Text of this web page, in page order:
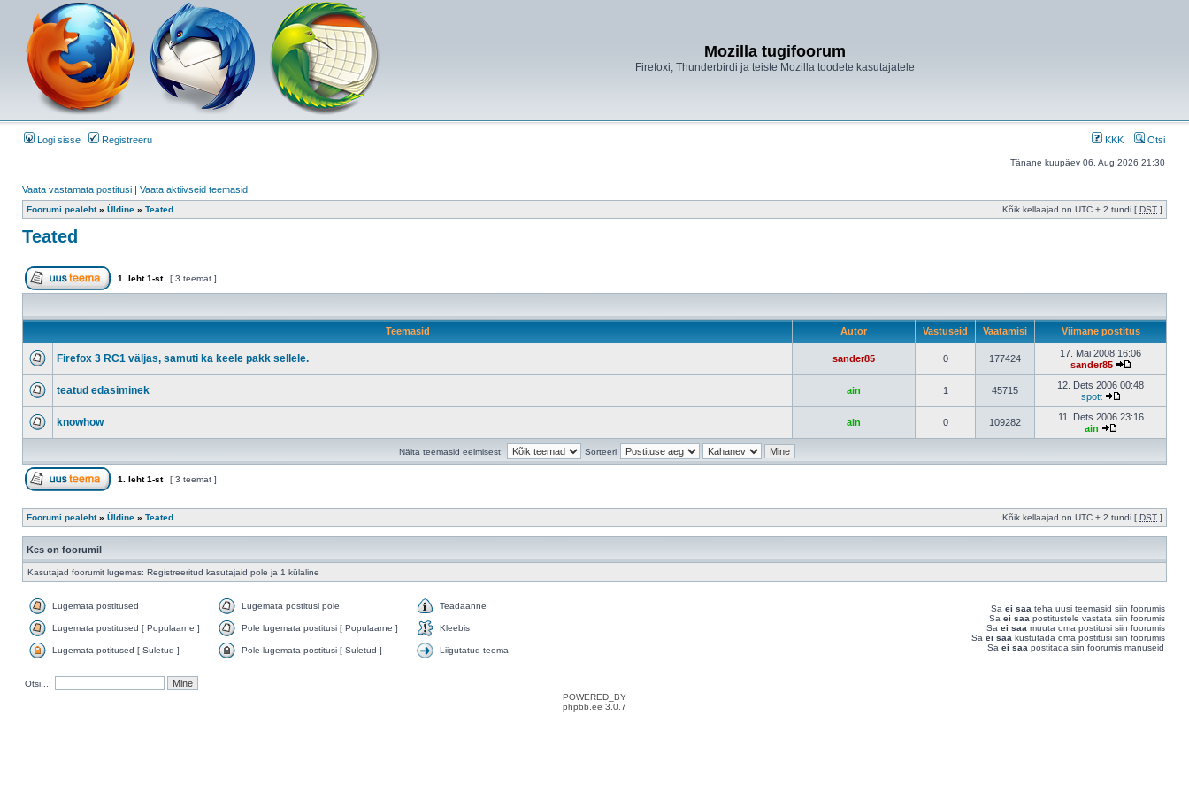
Mozilla tugifoorum
Firefoxi, Thunderbirdi ja teiste Mozilla toodete kasutajatele
Logi sisse Registreeru KKK Otsi
Tänane kuupäev 06. Aug 2026 21:30
Vaata vastamata postitusi | Vaata aktiivseid teemasid
Foorumi pealeht» Üldine » Teated Kõik kellaajad on UTC + 2 tundi [ DST ]
Teated
1 . leht1-st [ 3 teemat ]
Teemasid Autor Vastuseid Vaatamisi Viimane postitus
Firefox 3 RC1 väljas, samuti ka keele pakk sellele. sander85 0 177424
17. Mai 2008 16:06
sander85
teatud edasiminek ain 1 45715
12. Dets 2006 00:48
spott
knowhow ain 0 109282
11. Dets 2006 23:16
ain
Näita teemasid eelmisest: Sorteeri
1 . leht1-st [ 3 teemat ]
Foorumi pealeht» Üldine » Teated Kõik kellaajad on UTC + 2 tundi [ DST ]
Kes on foorumil
Kasutajad foorumit lugemas: Registreeritud kasutajaid pole ja 1 külaline
Lugemata postitused Lugemata postitusi pole Teadaanne
Lugemata postitused [ Populaarne ] Pole lugemata postitusi [ Populaarne ] Kleebis
Lugemata potitused [ Suletud ] Pole lugemata postitusi [ Suletud ] Liigutatud teema
Sa ei saa teha uusi teemasid siin foorumis
Sa ei saa postitustele vastata siin foorumis
Sa ei saa muuta oma postitusi siin foorumis
Sa ei saa kustutada oma postitusi siin foorumis
Sa ei saa postitada siin foorumis manuseid
Otsi...:
POWERED_BY
phpbb.ee 3.0.7